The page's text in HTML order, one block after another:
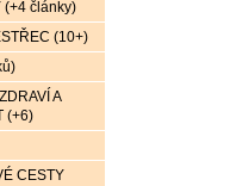
(+4 články)
(10+)
A
(+6)
CESTY